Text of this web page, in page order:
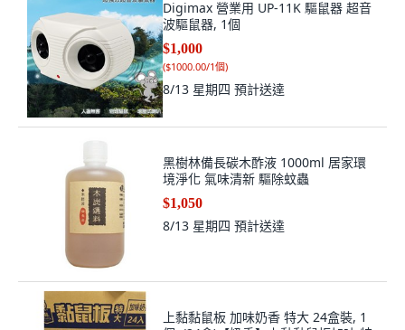
Digimax 營業用 UP-11K 驅鼠器 超音
波驅鼠器, 1個
$1,000
($1000.00/1個)
8/13 星期四 預計送達
黑樹林備長碳木酢液 1000ml 居家環
境淨化 氣味清新 驅除蚊蟲
$1,050
8/13 星期四 預計送達
上黏黏鼠板 加味奶香 特大 24盒裝, 1